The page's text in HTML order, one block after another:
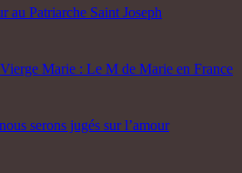
au Patriarche Saint Joseph
Marie : Le M de Marie en France
serons jugés sur l’amour